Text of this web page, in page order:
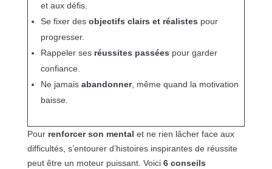
et aux défis.
Se fixer des objectifs clairs et réalistes pour
progresser.
Rappeler ses réussites passées pour garder
confiance.
Ne jamais abandonner, même quand la motivation
baisse.
Pour renforcer son mental et ne rien lâcher face aux
difficultés, s’entourer d’histoires inspirantes de réussite
peut être un moteur puissant. Voici 6 conseils